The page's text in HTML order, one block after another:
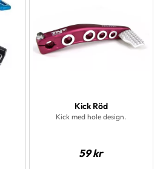
Kick Röd
Kick med hole design.
59kr